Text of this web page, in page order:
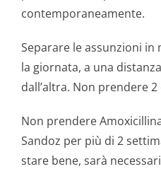
contemporaneamente.
Separare le assunzioni
la giornata, a una
dall’altra. Non prendere 2
Non prendere
Sandoz per più di 2
stare bene, sarà